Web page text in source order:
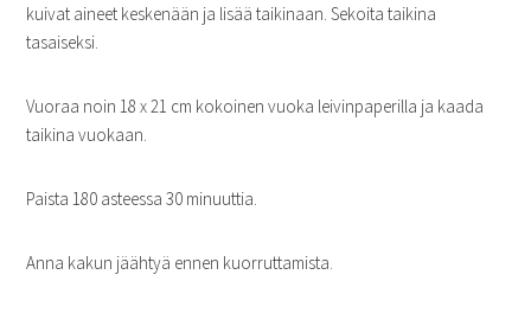
kuivat aineet keskenään ja lisää taikinaan. Sekoita taikina
tasaiseksi.
Vuoraa noin 18 x 21 cm kokoinen vuoka leivinpaperilla ja kaada
taikina vuokaan.
Paista 180 asteessa 30 minuuttia.
Anna kakun jäähtyä ennen kuorruttamista.